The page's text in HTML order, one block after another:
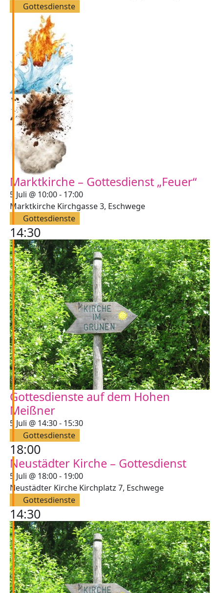
Gottesdienste
Marktkirche – Gottesdienst „Feuer“
5 Juli @ 10:00- 17:00
Marktkirche Kirchgasse 3, Eschwege
Gottesdienste
14:30
Gottesdienste auf dem Hohen
Meißner
5 Juli @ 14:30- 15:30
Hohen
Meißner
Gottesdienste
18:00
Neustädter Kirche – Gottesdienst
5 Juli @ 18:00- 19:00
Neustädter Kirche Kirchplatz 7, Eschwege
Gottesdienste
14:30